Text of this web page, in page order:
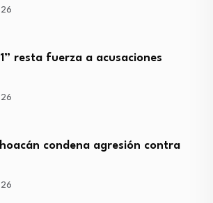
resta fuerza a acusaciones
condena agresión contra